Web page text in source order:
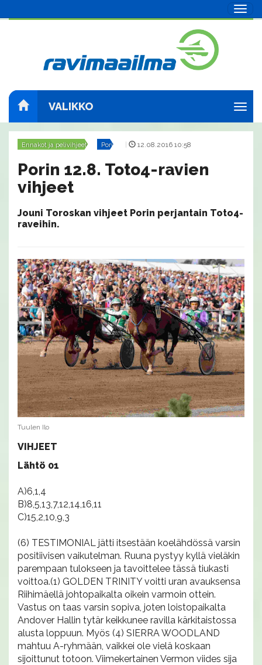
VALIKKO
Ennakot ja pelivihjeet Pori 12.08.2016 10:58
Porin 12.8. Toto4-ravien
vihjeet
Jouni Toroskan vihjeet Porin perjantain Toto4-
raveihin.
Tuulen Ilo
VIHJEET
Lähtö 01
A)6,1,4
B)8,5,13,7,12,14,16,11
C)15,2,10,9,3
(6) TESTIMONIAL jätti itsestään koelähdössä varsin
positiivisen vaikutelman. Ruuna pystyy kyllä vieläkin
parempaan tulokseen ja tavoittelee tässä tiukasti
voittoa.(1) GOLDEN TRINITY voitti uran avauksensa
Riihimäellä johtopaikalta oikein varmoin ottein.
Vastus on taas varsin sopiva, joten loistopaikalta
Andover Hallin tytär keikkunee ravilla kärkitaistossa
alusta loppuun. Myös (4) SIERRA WOODLAND
mahtuu A-ryhmään, vaikkei ole vielä koskaan
sijoittunut totoon. Viimekertainen Vermon viides sija